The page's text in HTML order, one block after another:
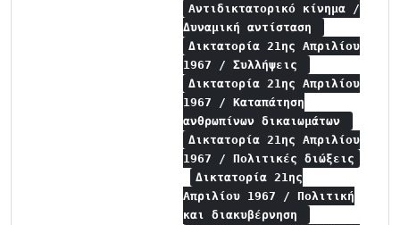
Αντιδικτατορικό κίνημα /
Δυναμική αντίσταση
Δικτατορία 21ης Απριλίου
1967 / Συλλήψεις
Δικτατορία 21ης Απριλίου
1967 / Καταπάτηση
ανθρωπίνων δικαιωμάτων
Δικτατορία 21ης Απριλίου
1967 / Πολιτικές διώξεις
Δικτατορία 21ης
Απριλίου 1967 / Πολιτική
και διακυβέρνηση